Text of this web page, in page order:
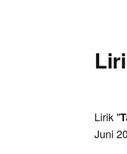
Lirik "
Juni